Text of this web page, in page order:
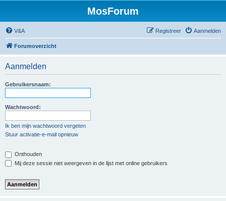
MosForum
V&A Aanmelden
Registreer
Forumoverzicht
Aanmelden
Gebruikersnaam:
Wachtwoord:
Ik ben mijn wachtwoord vergeten
Stuur activatie-e-mail opnieuw
Onthouden
Mij deze sessie niet weergeven in de lijst met online gebruikers